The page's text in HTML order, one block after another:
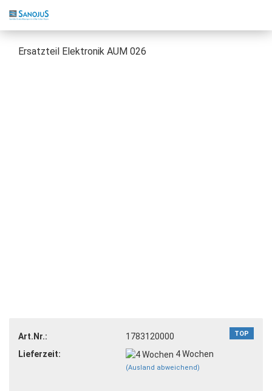
Ersatzteil Elektronik AUM 026
TOP
Art.Nr.:
1783120000
Lieferzeit:
4 Wochen
(Ausland abweichend)